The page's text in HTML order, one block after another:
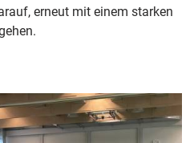
erneut mit einem starken